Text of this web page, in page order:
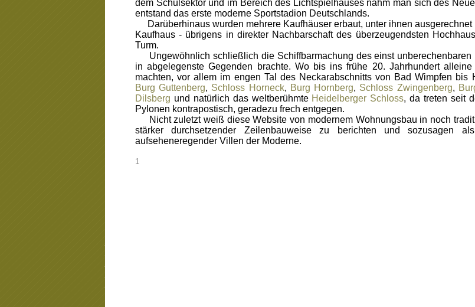
dem Schulsektor und im Bereich des Lichtspielhauses nahm man sich des
entstand das erste moderne Sportstadion Deutschlands.
Darüberhinaus wurden mehrere Kaufhäuser erbaut, unter ihnen
Kaufhaus - übrigens in direkter Nachbarschaft des überzeugendsten
Turm.
Ungewöhnlich schließlich die Schiffbarmachung des einst unberechenbaren
in abgelegenste Gegenden brachte. Wo bis ins frühe 20. Jahrhundert
machten, vor allem im engen Tal des Neckarabschnitts von Bad Wimpfen bis
Burg Guttenberg, Schloss Horneck, Burg Hornberg, Schloss Zwingenberg,
Dilsberg und natürlich das weltberühmte Heidelberger Schloss, da treten seit
Pylonen kontrapostisch, geradezu frech entgegen.
Nicht zuletzt weiß diese Website von modernem Wohnungsbau in noch
stärker durchsetzender Zeilenbauweise zu berichten und sozusagen
aufseheneregender Villen der Moderne.
1